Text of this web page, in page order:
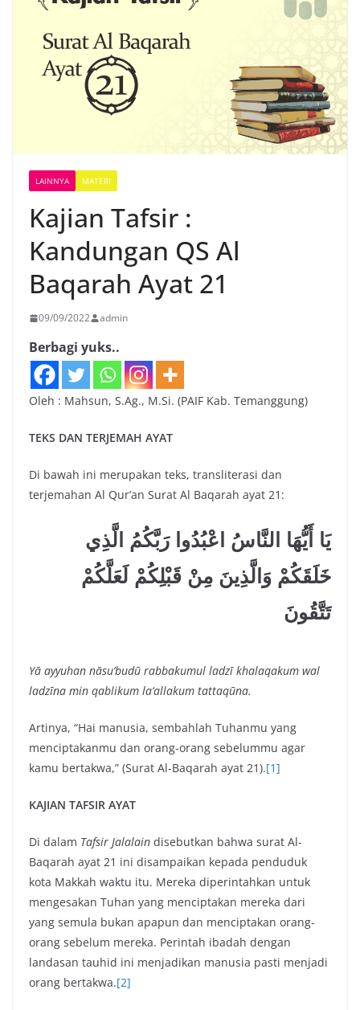
LAINNYA MATERI
Kajian Tafsir :
Kandungan QS Al
Baqarah Ayat 21
09/09/2022 admin
Berbagi yuks..
Oleh : Mahsun, S.Ag., M.Si. (PAIF Kab. Temanggung)
TEKS DAN TERJEMAH AYAT
Di bawah ini merupakan teks, transliterasi dan
terjemahan Al Qur’an Surat Al Baqarah ayat 21:
يَا أَيُّهَا النَّاسُ اعْبُدُوا رَبَّكُمُ الَّذِي
خَلَقَكُمْ وَالَّذِينَ مِنْ قَبْلِكُمْ لَعَلَّكُمْ
تَتَّقُونَ
Yā ayyuhan nāsu’budū rabbakumul ladzī khalaqakum wal
ladzīna min qablikum la‘allakum tattaqūna.
Artinya, “Hai manusia, sembahlah Tuhanmu yang
menciptakanmu dan orang-orang sebelummu agar
kamu bertakwa,” (Surat Al-Baqarah ayat 21).[1]
KAJIAN TAFSIR AYAT
Di dalam Tafsir Jalalain disebutkan bahwa surat Al-
Baqarah ayat 21 ini disampaikan kepada penduduk
kota Makkah waktu itu. Mereka diperintahkan untuk
mengesakan Tuhan yang menciptakan mereka dari
yang semula bukan apapun dan menciptakan orang-
orang sebelum mereka. Perintah ibadah dengan
landasan tauhid ini menjadikan manusia pasti menjadi
orang bertakwa.[2]